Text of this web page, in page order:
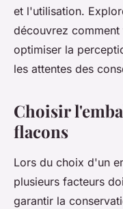
et l'utilisation.
découvrez
optimiser la
les attentes des
Choisir
flacons
Lors du choix d'un
plusieurs facteurs
garantir la